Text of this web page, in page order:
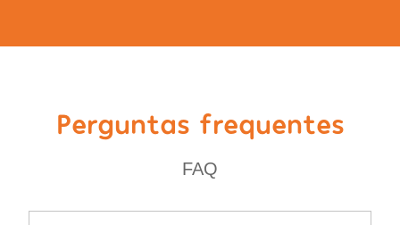
Perguntas frequentes
FAQ